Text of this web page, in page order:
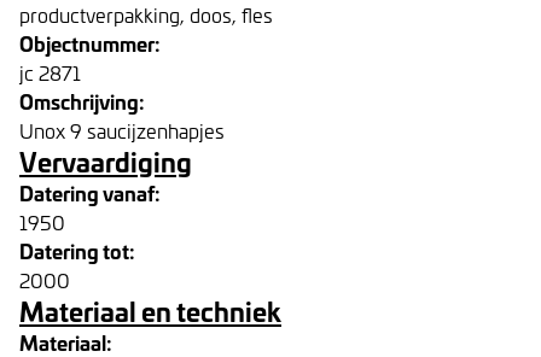
productverpakking, doos, fles
Objectnummer:
jc 2871
Omschrijving:
Unox 9 saucijzenhapjes
Vervaardiging
Datering vanaf:
1950
Datering tot:
2000
Materiaal en techniek
Materiaal: